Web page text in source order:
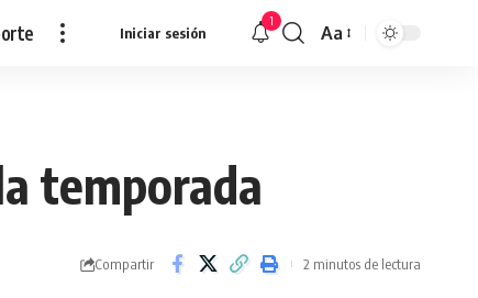
Iniciar sesión
1
Redimensionar
Aa
temporada
Compartir 2 minutos de lectura